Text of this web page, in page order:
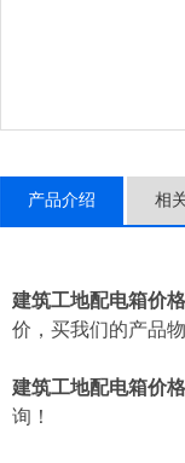
产品介绍 相
建筑工地配电箱价格
价，买我们的产品
建筑工地配电箱价格
询！